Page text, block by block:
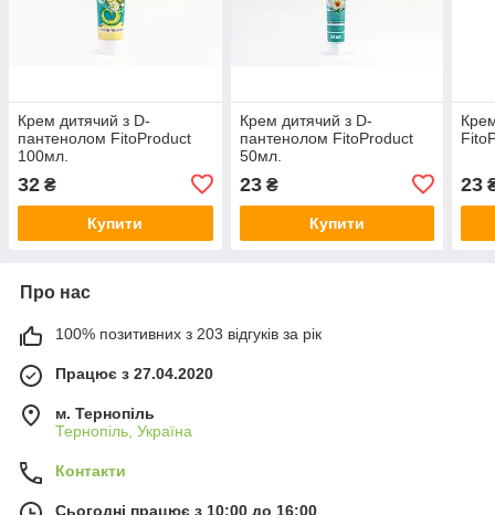
Крем дитячий з D-
пантенолом FitoProduct
100мл.
32 ₴
Купити
Крем дитячий з D-
пантенолом FitoProduct
50мл.
23₴
Купити
23
Про нас
100% позитивних з 203 відгуків за рік
Працює з 27.04.2020
м. Тернопіль
Тернопіль, Україна
Контакти
Сьогодні працює з 10:00 до 16:00